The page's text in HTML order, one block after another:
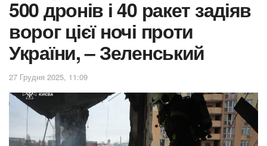
500 дронів і 40 ракет задіяв
ворог цієї ночі проти
України, – Зеленський
27 Грудня 2025, 11:09